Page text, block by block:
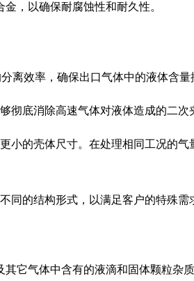
，以确保耐腐蚀性和耐久性。
离效率，确保出口气体中的液体含量
底消除高速气体对液体造成的二次
小的壳体尺寸。在处理相同工况的
同的结构形式，以满足客户的特殊需
它气体中含有的液滴和固体颗粒杂